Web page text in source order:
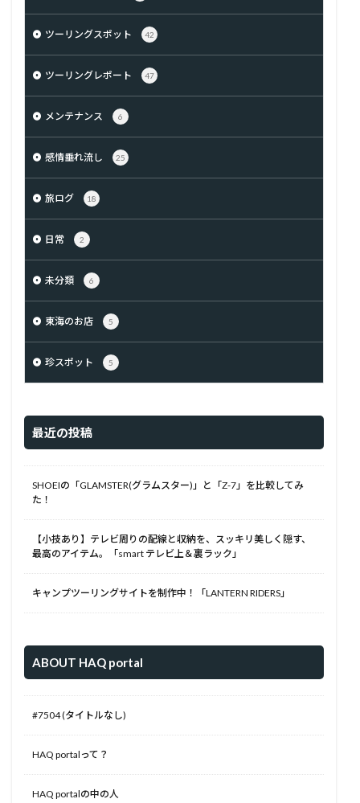
ツーリングスポット 42
ツーリングレポート 47
メンテナンス 6
感情垂れ流し 25
旅ログ 18
日常 2
未分類 6
東海のお店 5
珍スポット 5
最近の投稿
SHOEIの「GLAMSTER(グラムスター)」と「Z-7」を比較してみ
た！
【小技あり】テレビ周りの配線と収納を、スッキリ美しく隠す、
最高のアイテム。「smart テレビ上＆裏ラック」
キャンプツーリングサイトを制作中！「LANTERN RIDERS」
ABOUT HAQ portal
#7504 (タイトルなし)
HAQ portalって？
HAQ portalの中の人